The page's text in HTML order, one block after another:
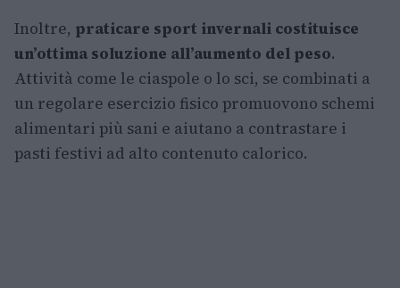
Inoltre, praticare sport invernali costituisce
un’ottima soluzione all’aumento del peso.
Attività come le ciaspole o lo sci, se combinati a
un regolare esercizio fisico promuovono schemi
alimentari più sani e aiutano a contrastare i
pasti festivi ad alto contenuto calorico.